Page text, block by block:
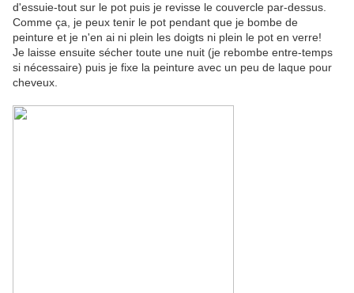
d'essuie-tout sur le pot puis je revisse le couvercle par-dessus.
Comme ça, je peux tenir le pot pendant que je bombe de
peinture et je n'en ai ni plein les doigts ni plein le pot en verre!
Je laisse ensuite sécher toute une nuit (je rebombe entre-temps
si nécessaire) puis je fixe la peinture avec un peu de laque pour
cheveux.